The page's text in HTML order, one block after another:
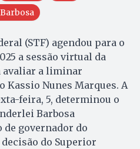
(STF) agendou para o
a sessão virtual da
avaliar a liminar
Nunes Marques. A
feira, 5, determinou o
Barbosa
de governador do
do Superior